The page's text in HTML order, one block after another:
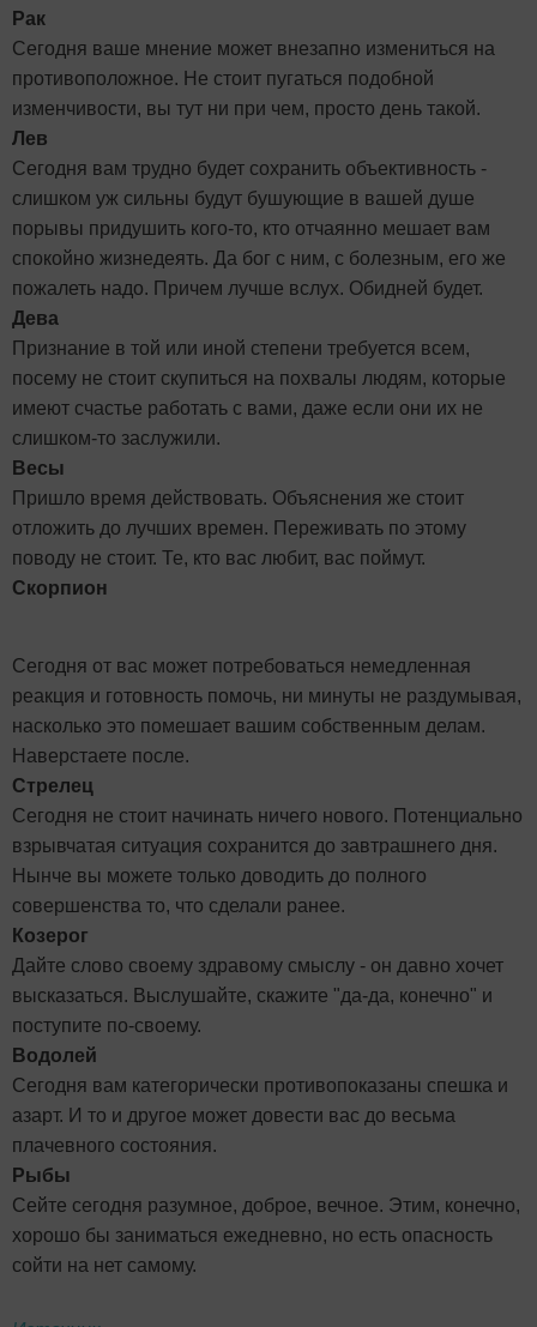
Рак
Сегодня ваше мнение может внезапно измениться на
противоположное. Не стоит пугаться подобной
изменчивости, вы тут ни при чем, просто день такой.
Лев
Сегодня вам трудно будет сохранить объективность -
слишком уж сильны будут бушующие в вашей душе
порывы придушить кого-то, кто отчаянно мешает вам
спокойно жизнедеять. Да бог с ним, с болезным, его же
пожалеть надо. Причем лучше вслух. Обидней будет.
Дева
Признание в той или иной степени требуется всем,
посему не стоит скупиться на похвалы людям, которые
имеют счастье работать с вами, даже если они их не
слишком-то заслужили.
Весы
Пришло время действовать. Объяснения же стоит
отложить до лучших времен. Переживать по этому
поводу не стоит. Те, кто вас любит, вас поймут.
Скорпион
Сегодня от вас может потребоваться немедленная
реакция и готовность помочь, ни минуты не раздумывая,
насколько это помешает вашим собственным делам.
Наверстаете после.
Стрелец
Сегодня не стоит начинать ничего нового. Потенциально
взрывчатая ситуация сохранится до завтрашнего дня.
Нынче вы можете только доводить до полного
совершенства то, что сделали ранее.
Козерог
Дайте слово своему здравому смыслу - он давно хочет
высказаться. Выслушайте, скажите "да-да, конечно" и
поступите по-своему.
Водолей
Сегодня вам категорически противопоказаны спешка и
азарт. И то и другое может довести вас до весьма
плачевного состояния.
Рыбы
Сейте сегодня разумное, доброе, вечное. Этим, конечно,
хорошо бы заниматься ежедневно, но есть опасность
сойти на нет самому.